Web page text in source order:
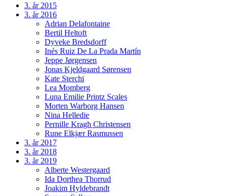
3. år 2015
3. år 2016
Adrian Delafontaine
Bertil Heltoft
Dyveke Bredsdorff
Inés Ruiz De La Prada Martín
Jeppe Jørgensen
Jonas Kjeldgaard Sørensen
Kate Sterchi
Lea Momberg
Luna Emilie Printz Scales
Morten Warborg Hansen
Nina Helledie
Pernille Kragh Christensen
Rune Elkjær Rasmussen
3. år 2017
3. år 2018
3. år 2019
Alberte Westergaard
Ida Dorthea Thorrud
Joakim Hyldebrandt